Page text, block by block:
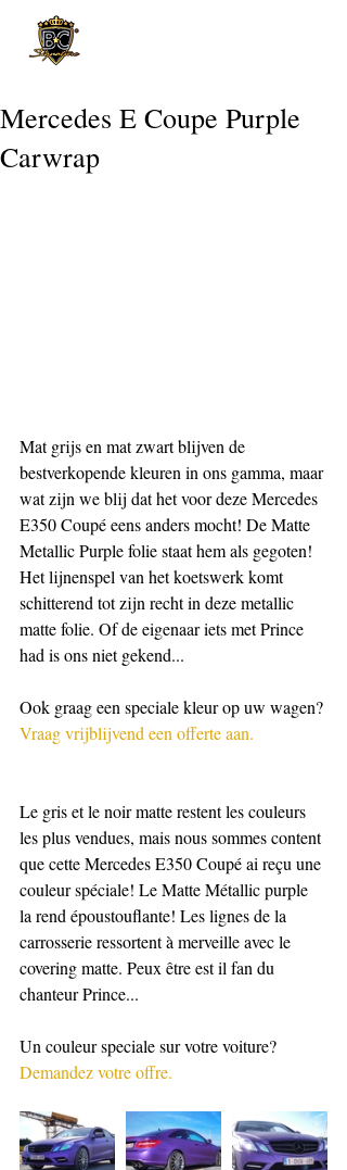
Mercedes E Coupe Purple
Carwrap
Mat grijs en mat zwart blijven de
bestverkopende kleuren in ons gamma, maar
wat zijn we blij dat het voor deze Mercedes
E350 Coupé eens anders mocht! De Matte
Metallic Purple folie staat hem als gegoten!
Het lijnenspel van het koetswerk komt
schitterend tot zijn recht in deze metallic
matte folie. Of de eigenaar iets met Prince
had is ons niet gekend...
Ook graag een speciale kleur op uw wagen?
Vraag vrijblijvend een offerte aan.
Le gris et le noir matte restent les couleurs
les plus vendues, mais nous sommes content
que cette Mercedes E350 Coupé ai reçu une
couleur spéciale! Le Matte Métallic purple
la rend époustouflante! Les lignes de la
carrosserie ressortent à merveille avec le
covering matte. Peux être est il fan du
chanteur Prince...
Un couleur speciale sur votre voiture?
Demandez votre offre.